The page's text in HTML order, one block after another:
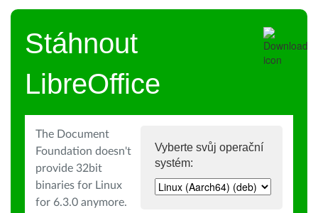
Stáhnout
LibreOffice
Vyberte svůj operační
systém:
The Document
Foundation doesn't
provide 32bit
binaries for Linux
for 6.3.0 anymore.